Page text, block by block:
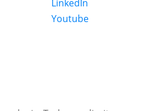
LinkedIn
Youtube